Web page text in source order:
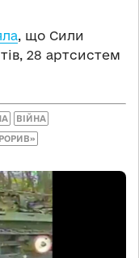
, що Сили
28 артсистем
ВІЙНА